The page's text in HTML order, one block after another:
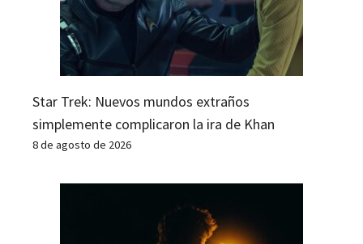
Star Trek: Nuevos mundos extraños
simplemente complicaron la ira de Khan
8 de agosto de 2026